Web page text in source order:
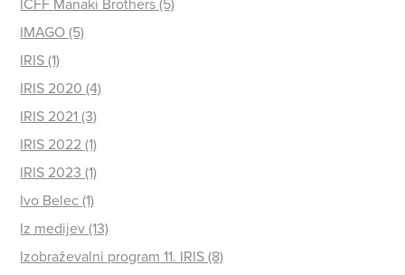
ICFF Manaki Brothers (5)
IMAGO (5)
IRIS (1)
IRIS 2020 (4)
IRIS 2021 (3)
IRIS 2022 (1)
IRIS 2023 (1)
Ivo Belec (1)
Iz medijev (13)
Izobraževalni program 11. IRIS (8)